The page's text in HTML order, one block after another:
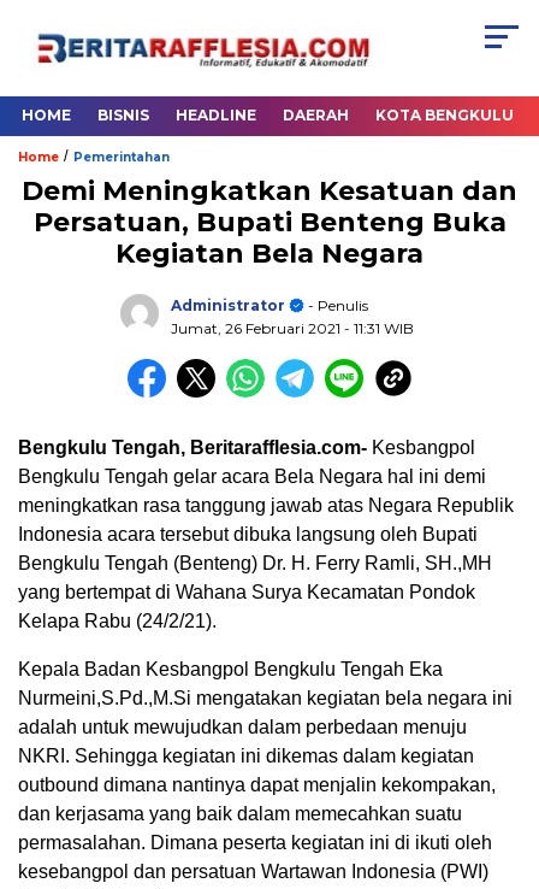
HOME BISNIS HEADLINE DAERAH KOTA BENGKULU
Home / Pemerintahan
Demi Meningkatkan Kesatuan dan
Persatuan, Bupati Benteng Buka
Kegiatan Bela Negara
Administrator
- Penulis
Jumat, 26 Februari 2021 - 11:31 WIB
Bengkulu Tengah, Beritarafflesia.com- Kesbangpol
Bengkulu Tengah gelar acara Bela Negara hal ini demi
meningkatkan rasa tanggung jawab atas Negara Republik
Indonesia acara tersebut dibuka langsung oleh Bupati
Bengkulu Tengah (Benteng) Dr. H. Ferry Ramli, SH.,MH
yang bertempat di Wahana Surya Kecamatan Pondok
Kelapa Rabu (24/2/21).
Kepala Badan Kesbangpol Bengkulu Tengah Eka
Nurmeini,S.Pd.,M.Si mengatakan kegiatan bela negara ini
adalah untuk mewujudkan dalam perbedaan menuju
NKRI. Sehingga kegiatan ini dikemas dalam kegiatan
outbound dimana nantinya dapat menjalin kekompakan,
dan kerjasama yang baik dalam memecahkan suatu
permasalahan. Dimana peserta kegiatan ini di ikuti oleh
kesebangpol dan persatuan Wartawan Indonesia (PWI)